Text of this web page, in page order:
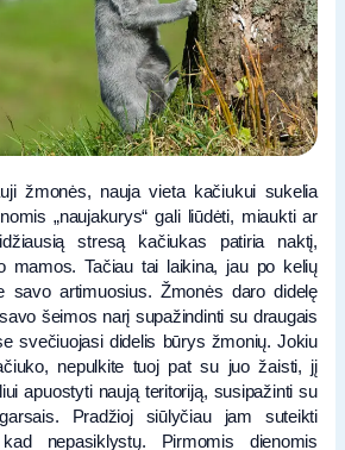
žmonės, nauja vieta kačiukui sukelia
„naujakurys“ gali liūdėti, miaukti ar
stresą kačiukas patiria naktį,
mamos. Tačiau tai laikina, jau po kelių
savo artimuosius. Žmonės daro didelę
šeimos narį supažindinti su draugais
svečiuojasi didelis būrys žmonių. Jokiu
nepulkite tuoj pat su juo žaisti, jį
apuostyti naują teritoriją, susipažinti su
Pradžioj siūlyčiau jam suteikti
nepasiklystų. Pirmomis dienomis